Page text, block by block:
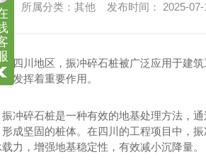
桩
桩施工
喷桩
所属分类：其他 发布时间： 2025-
在四川地区，振冲碎石桩被广泛应用于建
域发挥着重要作用。
振冲碎石桩是一种有效的地基处理方法，
形成坚固的桩体。在四川的工程项目中，
载力，增强地基稳定性，有效减小沉降量。